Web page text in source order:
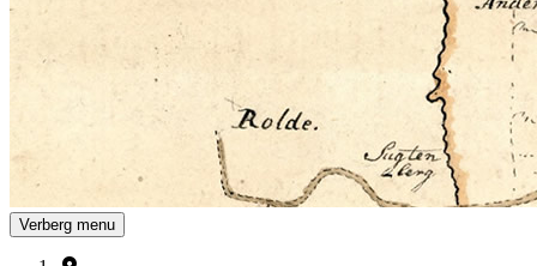
Verberg menu